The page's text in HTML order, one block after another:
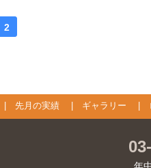
2
先月の実績| ギャラリー